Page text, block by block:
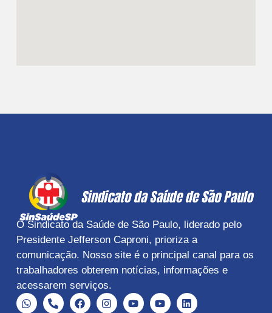
O Sindicato da Saúde de São Paulo, liderado pelo
Presidente Jefferson Caproni, prioriza a
comunicação. Nosso site é o principal canal para os
trabalhadores obterem notícias, informações e
acessarem serviços.